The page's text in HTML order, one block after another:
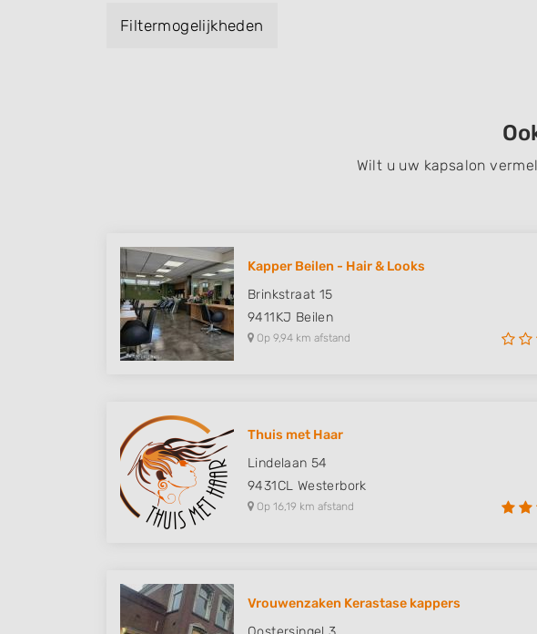
zuid, west en het centrum) van Geeuwenbrug.
Filtermogelijkheden
Wilt u uw kapsalon
Kapper Beilen - Hair & Looks
Brinkstraat 15
9411KJ Beilen
Op 9,94 km afstand
Thuis met Haar
Lindelaan 54
9431CL Westerbork
Op 16,19 km afstand
Vrouwenzaken Kerastase kappers